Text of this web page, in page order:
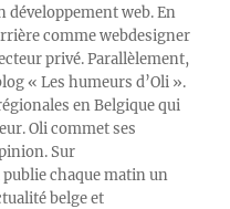
développement web. En
comme webdesigner
privé. Parallèlement,
« Les humeurs d’Oli ».
en Belgique qui
Oli commet ses
Sur
chaque matin un
belge et